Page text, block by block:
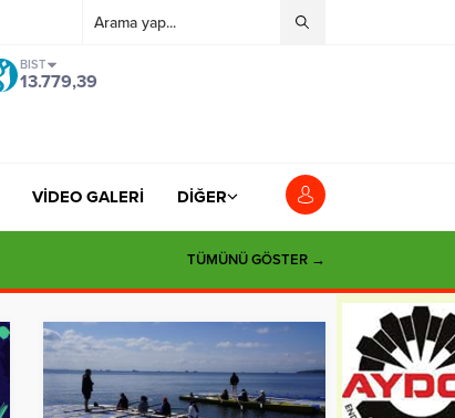
BIST
13.779,39
VİDEO GALERİ DİĞER
TÜMÜNÜ GÖSTER →